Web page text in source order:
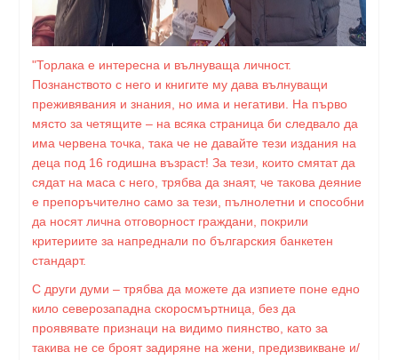
"Торлака е интересна и вълнуваща личност.
Познанството с него и книгите му дава вълнуващи
преживявания и знания, но има и негативи. На първо
място за четящите – на всяка страница би следвало да
има червена точка, така че не давайте тези издания на
деца под 16 годишна възраст! За тези, които смятат да
сядат на маса с него, трябва да знаят, че такова деяние
е препоръчително само за тези, пълнолетни и способни
да носят лична отговорност граждани, покрили
критериите за напреднали по българския банкетен
стандарт.
С други думи – трябва да можете да изпиете поне едно
кило северозападна скоросмъртница, без да
проявявате признаци на видимо пиянство, като за
такива не се броят задиряне на жени, предизвикване и/